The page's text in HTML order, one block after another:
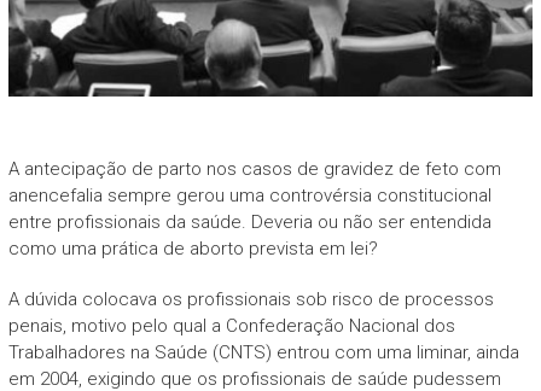
A antecipação de parto nos casos de gravidez de feto com
anencefalia sempre gerou uma controvérsia constitucional
entre profissionais da saúde. Deveria ou não ser entendida
como uma prática de aborto prevista em lei?
A dúvida colocava os profissionais sob risco de processos
penais, motivo pelo qual a Confederação Nacional dos
Trabalhadores na Saúde (CNTS) entrou com uma liminar, ainda
em 2004, exigindo que os profissionais de saúde pudessem